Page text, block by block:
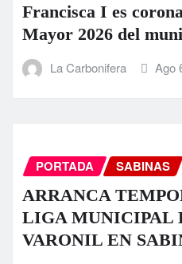
Francisca I es
Mayor 2026 del
La Carbonifera Ago
PORTADA SABINAS
ARRANCA
LIGA MUNICIPAL
VARONIL EN